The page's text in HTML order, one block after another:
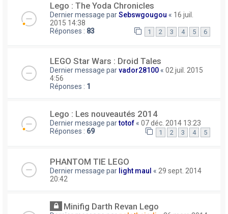
Lego : The Yoda Chronicles
Dernier message parSebswgougou « 16 juil.
2015 14:38
Réponses : 83 1 2 3 4 5 6
LEGO Star Wars : Droid Tales
Dernier message parvador28100 « 02 juil. 2015
4:56
Réponses : 1
Lego : Les nouveautés 2014
Dernier message partotof « 07 déc. 2014 13:23
Réponses : 69 1 2 3 4 5
PHANTOM TIE LEGO
Dernier message par light maul « 29 sept. 2014
20:42
Minifig Darth Revan Lego